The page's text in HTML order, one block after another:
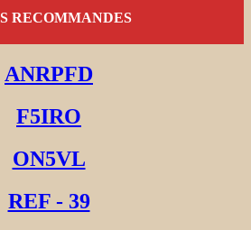
RECOMMANDES
ANRPFD
F5IRO
ON5VL
REF - 39